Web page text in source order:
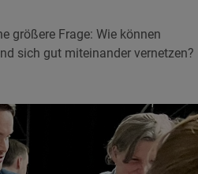
größere Frage: Wie können
sich gut miteinander vernetzen?